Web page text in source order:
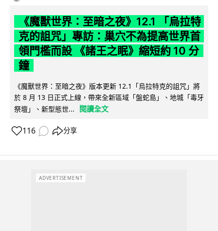
《魔獸世界：至暗之夜》12.1 「烏拉特
克的詛咒」專訪：巢穴不為提高世界首
領門檻而設 《諸王之眠》縮短約 10 分
鐘
《魔獸世界：至暗之夜》版本更新 12.1「烏拉特克的詛咒」將
於 8 月 13 日正式上線，帶來全新區域「盤蛇島」、地城「毒牙
祭壇」、新型態世...
閱讀全文
116 分享
ADVERTISEMENT